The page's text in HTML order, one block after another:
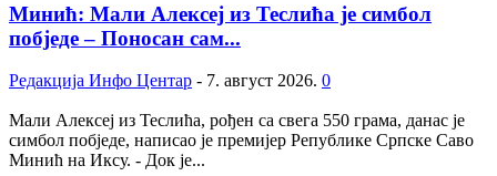
Минић: Мали Алексеј из Теслића је симбол
побједе – Поносан сам...
Редакција Инфо Центар - 7. август 2026. 0
Мали Алексеј из Теслића, рођен са свега 550 грама, данас је
симбол побједе, написао је премијер Републике Српске Саво
Минић на Иксу. - Док је...